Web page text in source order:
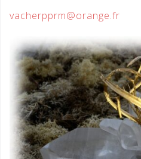
vacherpprm@orange.fr